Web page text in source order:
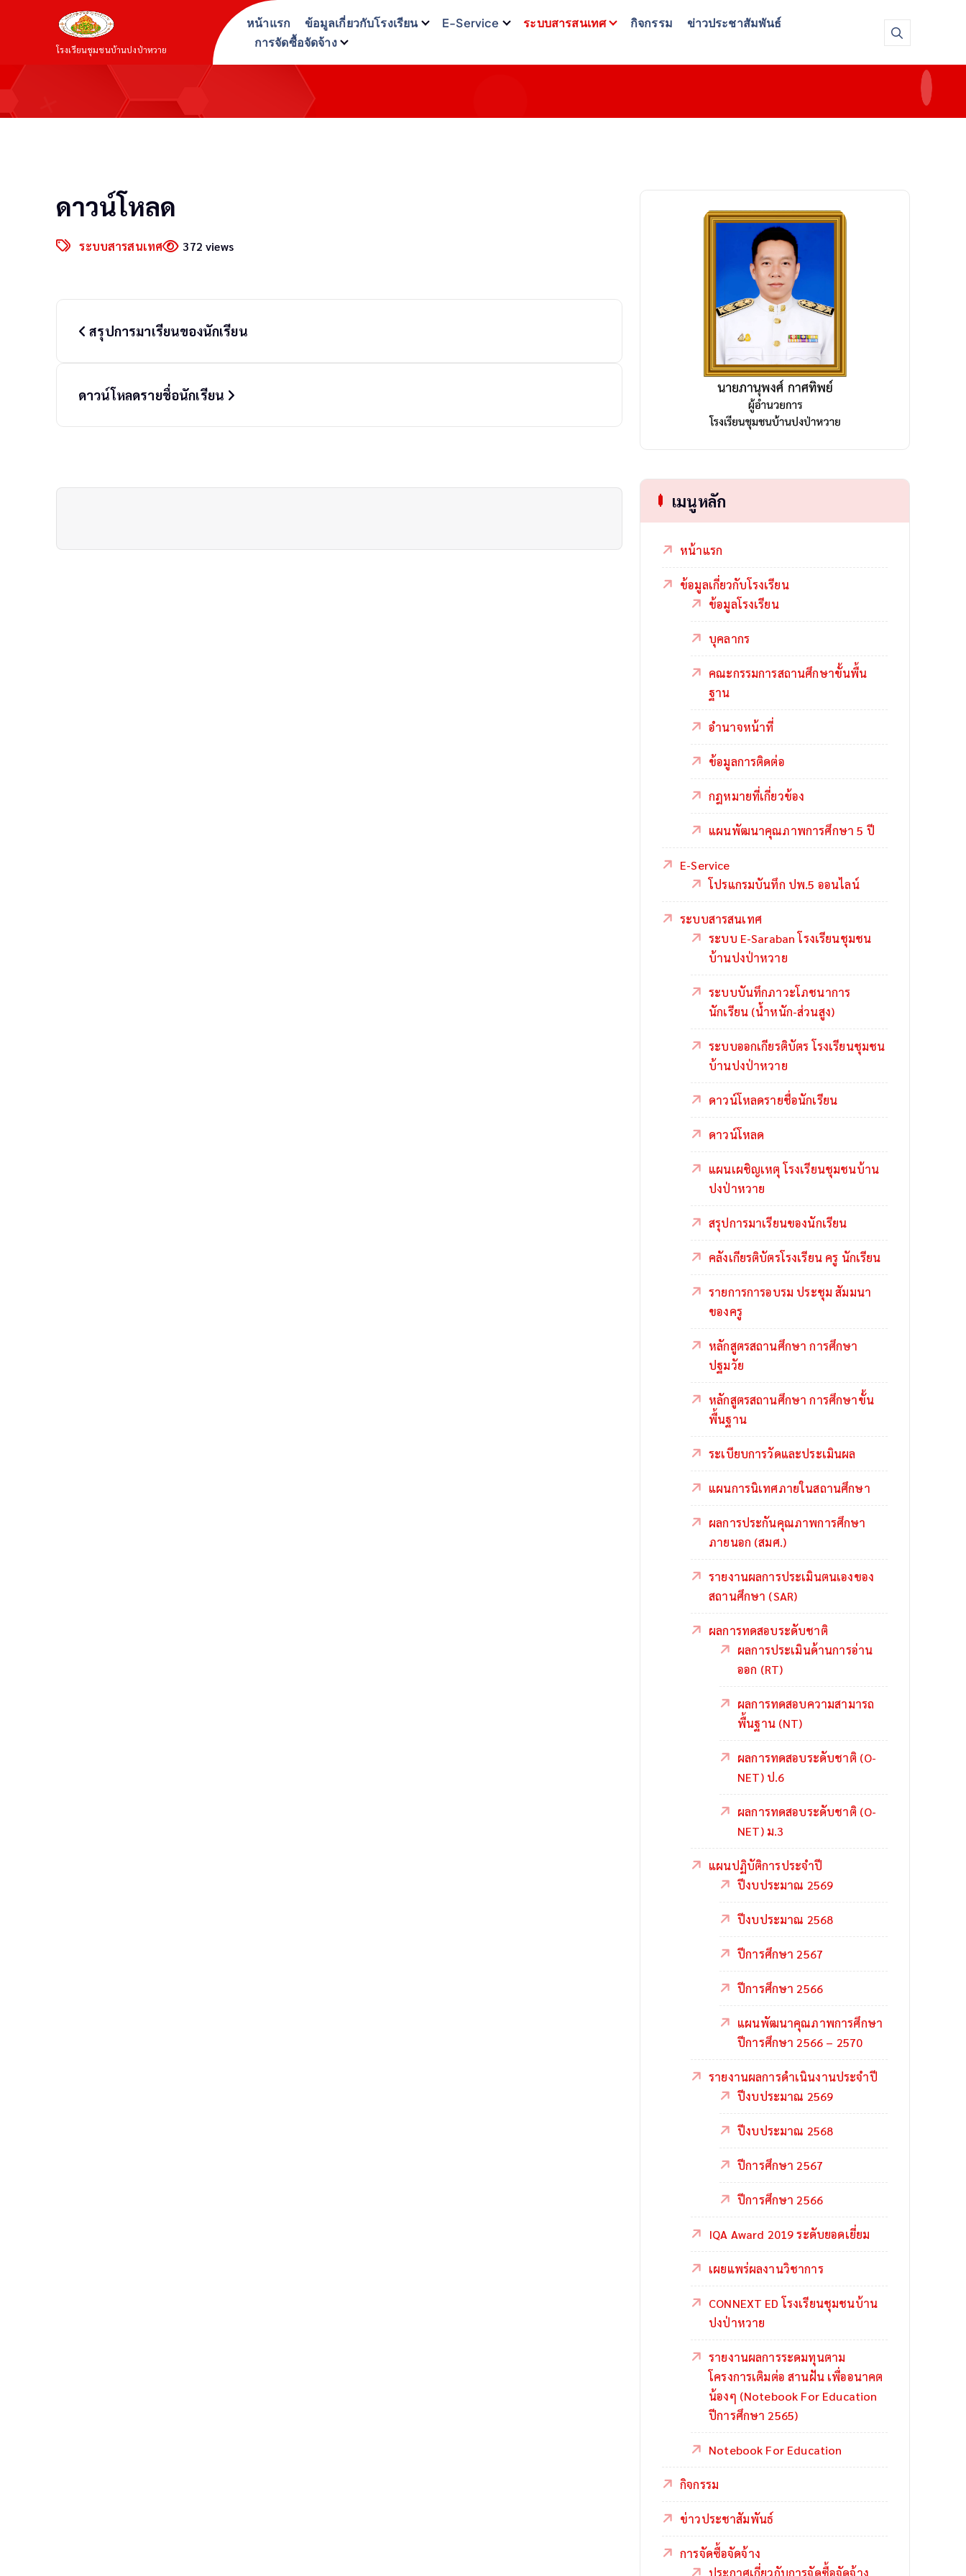
t
โรงเรียนชุมชนบ้านปงป่าหวาย
หน้าแรก ข้อมูลเกี่ยวกับโรงเรียน E-Service ระบบสารสนเทศ กิจกรรม
ข่าวประชาสัมพันธ์
การจัดซื้อจัดจ้าง
ดาวน์โหลด
ระบบสารสนเทศ 372 views
o
สรุปการมาเรียนของนักเรียน
ดาวน์โหลดรายชื่อนักเรียน
เมนูหลัก
หน้าแรก
ข้อมูลเกี่ยวกับโรงเรียน
ข้อมูลโรงเรียน
บุคลากร
คณะกรรมการสถานศึกษาขั้นพื้น
ฐาน
อำนาจหน้าที่
ข้อมูลการติดต่อ
กฎหมายที่เกี่ยวข้อง
แผนพัฒนาคุณภาพการศึกษา 5 ปี
E-Service
โปรแกรมบันทึก ปพ.5 ออนไลน์
ระบบสารสนเทศ
ระบบ E-Saraban โรงเรียนชุมชน
บ้านปงป่าหวาย
ระบบบันทึกภาวะโภชนาการ
นักเรียน (น้ำหนัก-ส่วนสูง)
ระบบออกเกียรติบัตร โรงเรียนชุมชน
บ้านปงป่าหวาย
ดาวน์โหลดรายชื่อนักเรียน
ดาวน์โหลด
แผนเผชิญเหตุ โรงเรียนชุมชนบ้าน
ปงป่าหวาย
สรุปการมาเรียนของนักเรียน
คลังเกียรติบัตรโรงเรียน ครู นักเรียน
รายการการอบรม ประชุม สัมมนา
ของครู
หลักสูตรสถานศึกษา การศึกษา
ปฐมวัย
หลักสูตรสถานศึกษา การศึกษาขั้น
พื้นฐาน
ระเบียบการวัดและประเมินผล
แผนการนิเทศภายในสถานศึกษา
ผลการประกันคุณภาพการศึกษา
ภายนอก (สมศ.)
รายงานผลการประเมินตนเองของ
สถานศึกษา (SAR)
ผลการทดสอบระดับชาติ
ผลการประเมินด้านการอ่าน
ออก (RT)
ผลการทดสอบความสามารถ
พื้นฐาน (NT)
ผลการทดสอบระดับชาติ (O-
NET) ป.6
ผลการทดสอบระดับชาติ (O-
NET) ม.3
แผนปฏิบัติการประจำปี
ปีงบประมาณ 2569
ปีงบประมาณ 2568
ปีการศึกษา 2567
ปีการศึกษา 2566
แผนพัฒนาคุณภาพการศึกษา
ปีการศึกษา 2566 – 2570
รายงานผลการดำเนินงานประจำปี
ปีงบประมาณ 2569
ปีงบประมาณ 2568
ปีการศึกษา 2567
ปีการศึกษา 2566
IQA Award 2019 ระดับยอดเยี่ยม
เผยแพร่ผลงานวิชาการ
CONNEXT ED โรงเรียนชุมชนบ้าน
ปงป่าหวาย
รายงานผลการระดมทุนตาม
โครงการเติมต่อ สานฝัน เพื่ออนาคต
น้องๆ (Notebook For Education
ปีการศึกษา 2565)
Notebook For Education
กิจกรรม
ข่าวประชาสัมพันธ์
การจัดซื้อจัดจ้าง
ประกาศเกี่ยวกับการจัดซื้อจัดจ้าง